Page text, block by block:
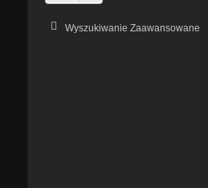
Wyszukiwanie Zaawansowane